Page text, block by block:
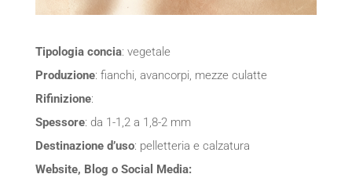
Tipologia concia: vegetale
Produzione: fianchi, avancorpi, mezze culatte
Rifinizione:
Spessore: da 1-1,2 a 1,8-2 mm
Destinazione d’uso: pelletteria e calzatura
Website, Blog o Social Media: